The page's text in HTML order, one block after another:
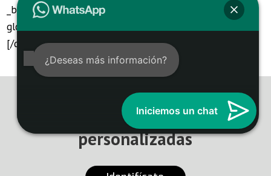
_builder_version="4.27.0" _module_preset="default"
global_colors_info="{}"][/difl_contentcarouselitem]
[/difl_contentcarousel]
Ver recomendaciones
personalizadas
¿Deseas más información?
Iniciemos un chat